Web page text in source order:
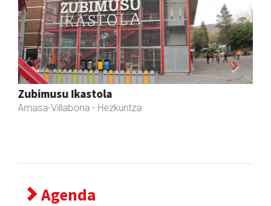
Akam espazioa
Amasa-Villabona - Arropa-dendak
Previous Next
Agenda